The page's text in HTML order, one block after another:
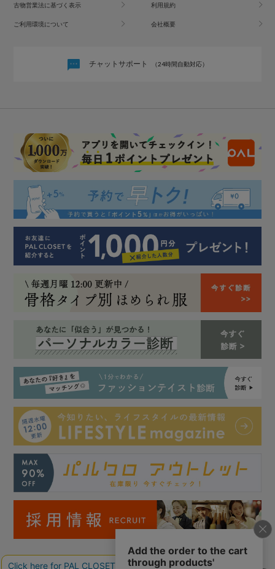
古物営業法に基づく表示 利用規約
ご利用環境について 会社概要
チャットサポート （24時間自動対応）